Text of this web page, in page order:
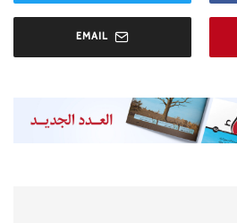
EMAIL